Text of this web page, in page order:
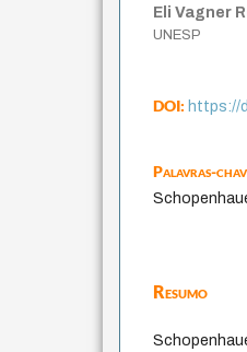
Eli Vagner
UNESP
DOI:https://
Palavras-
Resumo